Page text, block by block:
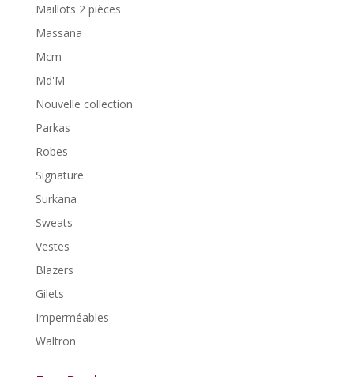
Maillots 2 pièces
Massana
Mcm
Md'M
Nouvelle collection
Parkas
Robes
Signature
Surkana
Sweats
Vestes
Blazers
Gilets
Imperméables
Waltron